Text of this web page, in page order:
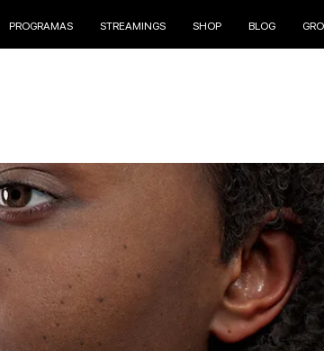
PROGRAMAS STREAMINGS SHOP BLOG